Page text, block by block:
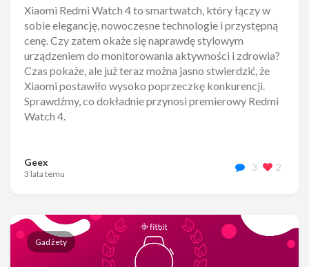
Xiaomi Redmi Watch 4 to smartwatch, który łączy w
sobie elegancję, nowoczesne technologie i przystępną
cenę. Czy zatem okaże się naprawdę stylowym
urządzeniem do monitorowania aktywności i zdrowia?
Czas pokaże, ale już teraz można jasno stwierdzić, że
Xiaomi postawiło wysoko poprzeczkę konkurencji.
Sprawdźmy, co dokładnie przynosi premierowy Redmi
Watch 4.
Geex
3 lata temu
3 2
Gadżety